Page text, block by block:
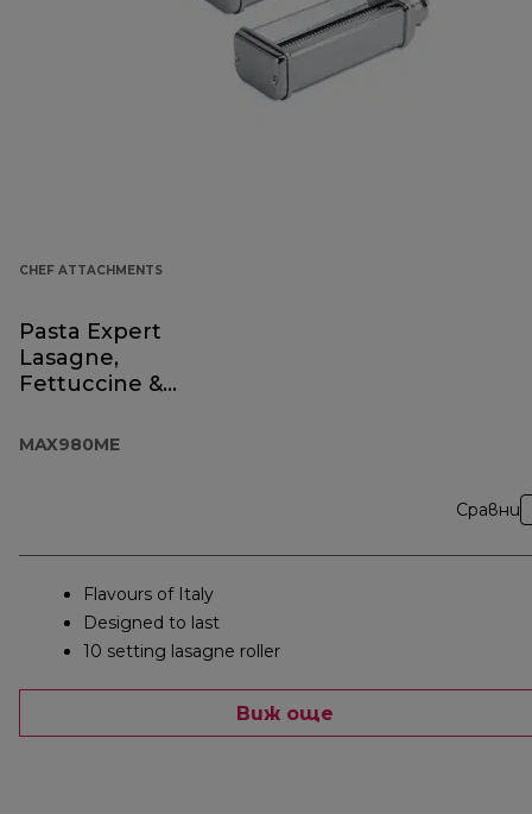
CHEF ATTACHMENTS
Pasta Expert
Lasagne,
Fettuccine &
MAX980ME
Сравни
Flavours of Italy
Designed to last
10 setting lasagne roller
Виж още